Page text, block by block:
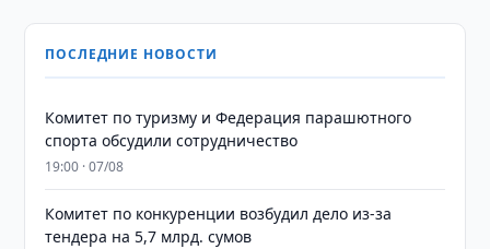
ПОСЛЕДНИЕ НОВОСТИ
Комитет по туризму и Федерация парашютного
спорта обсудили сотрудничество
19:00 · 07/08
Комитет по конкуренции возбудил дело из-за
тендера на 5,7 млрд. сумов